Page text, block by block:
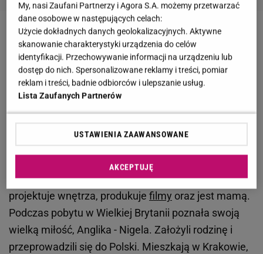
ZOBACZ ZDJĘCIA >>>
Zbigniew Wodecki nie ukrywa swojej rodziny. Razem
z córkami udzielili nawetwspólnegowywiadu
"Gali" w 2011 roku. Wówczas opisał Katarzynę jako
"dyrektorkę w rodzinie". Co jeszcze o niej wiemy?
Po liceum plastycznym skończyła produkcję
filmową. Ma wolny zawód. Dużo podróżowała. Żyła
w Londynie, Indonezji, w Warszawie. Obecnie
projektuje wnętrza, produkuje filmy oraz jest mamą.
Podczas pobytu w Wielkiej Brytanii poznała swoją
wielką miłość, Anglika - Nigela. Założyli rodzinę i
przeprowadzili się do Polski. Mieszkają w Krakowie,
My, nasi Zaufani Partnerzy i Agora S.A. możemy przetwarzać
dane osobowe w następujących celach:
Użycie dokładnych danych geolokalizacyjnych. Aktywne
skanowanie charakterystyki urządzenia do celów
identyfikacji. Przechowywanie informacji na urządzeniu lub
dostęp do nich. Spersonalizowane reklamy i treści, pomiar
reklam i treści, badnie odbiorców i ulepszanie usług.
Lista Zaufanych Partnerów
USTAWIENIA ZAAWANSOWANE
AKCEPTUJĘ